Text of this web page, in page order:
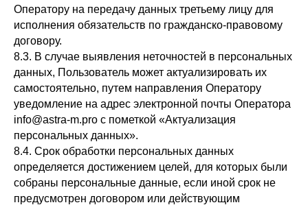
Оператору на передачу данных третьему лицу для
исполнения обязательств по гражданско-правовому
договору.
8.3. В случае выявления неточностей в персональных
данных, Пользователь может актуализировать их
самостоятельно, путем направления Оператору
уведомление на адрес электронной почты Оператора
info@astra-m.pro с пометкой «Актуализация
персональных данных».
8.4. Срок обработки персональных данных
определяется достижением целей, для которых были
собраны персональные данные, если иной срок не
предусмотрен договором или действующим
Политика конфиденциальности
+7 800 201 72 88
hello@smartcollagen.ru
Информация, размещенная на этом сайте, является
общеобразовательной. Перед употреблением рекомендуем
проконсультироваться с врачом.
Фотографии взяты